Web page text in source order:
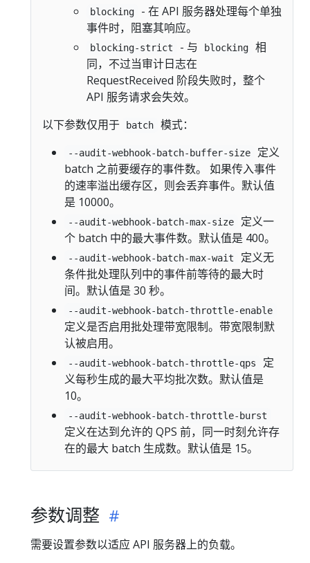
blocking
- 在 API 服务器处理每个单独
事件时，阻塞其响应。
blocking-strict - 与 blocking
相
同，不过当审计日志在
RequestReceived 阶段失败时，整个
API 服务请求会失效。
以下参数仅用于
batch 模式：
--audit-webhook-batch-buffer-size
定义
batch 之前要缓存的事件数。 如果传入事件
的速率溢出缓存区，则会丢弃事件。默认值
是 10000。
--audit-webhook-batch-max-size
定义一
个 batch 中的最大事件数。默认值是 400。
--audit-webhook-batch-max-wait
定义无
条件批处理队列中的事件前等待的最大时
间。默认值是 30 秒。
--audit-webhook-batch-throttle-enable
定义是否启用批处理带宽限制。带宽限制默
认被启用。
--audit-webhook-batch-throttle-qps
定
义每秒生成的最大平均批次数。默认值是
10。
--audit-webhook-batch-throttle-burst
定义在达到允许的 QPS 前，同一时刻允许存
在的最大 batch 生成数。默认值是 15。
参数调整
需要设置参数以适应 API 服务器上的负载。